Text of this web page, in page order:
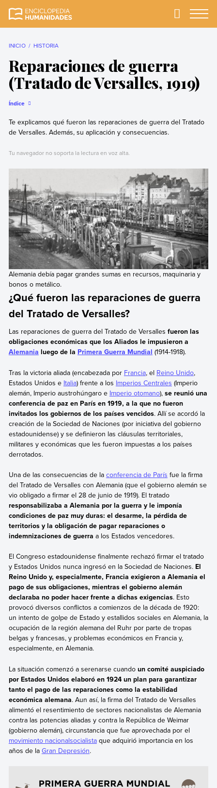
completa y más
Primary
INICIO HISTORIA
Reparaciones de guerra
(Tratado de Versalles, 1919)
Índice
Te explicamos qué fueron las reparaciones de guerra del Tratado
de Versalles. Además, su aplicación y consecuencias.
Tu navegador no soporta la lectura en voz alta.
Alemania debía pagar grandes sumas en recursos, maquinaria y
bonos o metálico.
¿Qué fueron las reparaciones de guerra
del Tratado de Versalles?
Las reparaciones de guerra del Tratado de Versalles fueron las
obligaciones económicas que los Aliados le impusieron a
Alemania luego de la Primera Guerra Mundial (1914-1918).
Tras la victoria aliada (encabezada por Francia, el Reino Unido,
Estados Unidos e Italia) frente a los Imperios Centrales (Imperio
alemán, Imperio austrohúngaro e Imperio otomano),se reunió una
conferencia de paz en París en 1919, a la que no fueron
invitados los gobiernos de los países vencidos. Allí se acordó la
creación de la Sociedad de Naciones (por iniciativa del gobierno
estadounidense) y se definieron las cláusulas territoriales,
militares y económicas que les fueron impuestas a los países
derrotados.
Una de las consecuencias de la conferencia de París fue la firma
del Tratado de Versalles con Alemania (que el gobierno alemán se
vio obligado a firmar el 28 de junio de 1919). El tratado
responsabilizaba a Alemania por la guerra y le imponía
condiciones de paz muy duras: el desarme, la pérdida de
territorios y la obligación de pagar reparaciones o
indemnizaciones de guerra a los Estados vencedores.
El Congreso estadounidense finalmente rechazó firmar el tratado
y Estados Unidos nunca ingresó en la Sociedad de Naciones. El
Reino Unido y, especialmente, Francia exigieron a Alemania el
pago de sus obligaciones, mientras el gobierno alemán
declaraba no poder hacer frente a dichas exigencias. Esto
provocó diversos conflictos a comienzos de la década de 1920:
un intento de golpe de Estado y estallidos sociales en Alemania, la
ocupación de la región alemana del Ruhr por parte de tropas
belgas y francesas, y problemas económicos en Francia y,
especialmente, en Alemania.
La situación comenzó a serenarse cuando un comité auspiciado
por Estados Unidos elaboró en 1924 un plan para garantizar
tanto el pago de las reparaciones como la estabilidad
económica alemana. Aun así, la firma del Tratado de Versalles
alimentó el resentimiento de sectores nacionalistas de Alemania
contra las potencias aliadas y contra la República de Weimar
(gobierno alemán), circunstancia que fue aprovechada por el
movimiento nacionalsocialistaque adquirió importancia en los
años de la Gran Depresión.